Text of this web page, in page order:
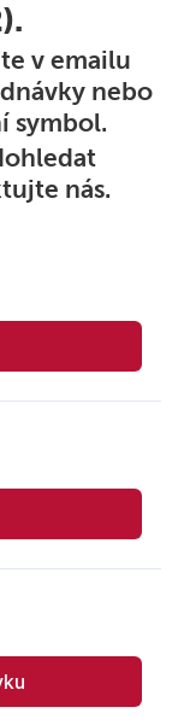
v emailu
nebo
symbol.
nás.